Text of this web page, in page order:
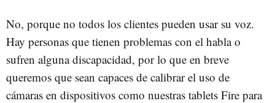
No, porque no todos los clientes pueden usar su voz.
Hay personas que tienen problemas con el habla o
sufren alguna discapacidad, por lo que en breve
queremos que sean capaces de calibrar el uso de
cámaras en dispositivos como nuestras tablets Fire para